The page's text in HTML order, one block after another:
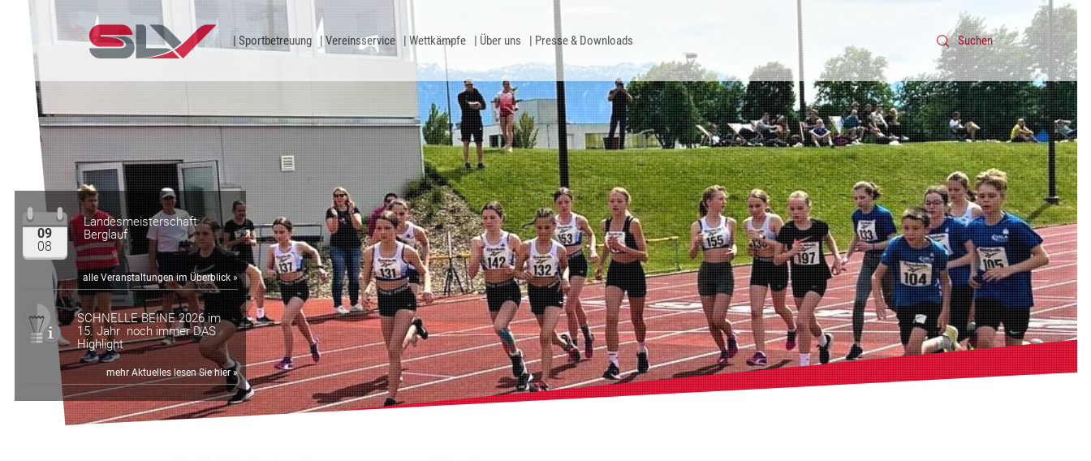
Zum Inhalt
Sportbetreuung Vereinsservice Wettkämpfe Über uns Presse & Downloads
09
08
Landesmeisterschaft
Berglauf
alle Veranstaltungen im Überblick »
SCHNELLE BEINE 2026 im
15. Jahr noch immer DAS
Highlight
mehr Aktuelles lesen Sie hier »